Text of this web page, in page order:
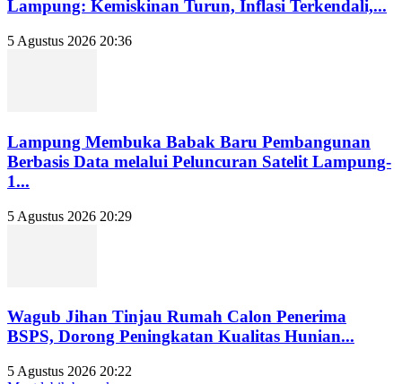
Lampung: Kemiskinan Turun, Inflasi Terkendali,...
5 Agustus 2026 20:36
Lampung Membuka Babak Baru Pembangunan
Berbasis Data melalui Peluncuran Satelit Lampung-
1...
5 Agustus 2026 20:29
Wagub Jihan Tinjau Rumah Calon Penerima
BSPS, Dorong Peningkatan Kualitas Hunian...
5 Agustus 2026 20:22